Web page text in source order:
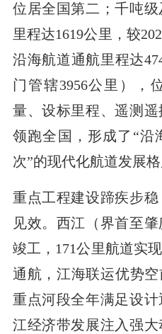
位居全国第二；千吨
里程达1619公里，较
沿海航道通航里程达
门管辖3956公里），
量、设标里程、遥测
领跑全国，形成了“沿
次”的现代化航道发展格
重点工程建设蹄疾步
见效。西江（界首至
竣工，171公里航道实
通航，江海联运优势
重点河段全年满足设
江经济带发展注入强